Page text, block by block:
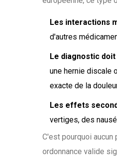
Les interactions
d'autres
Le diagnostic
une hernie discale
exacte de la
Les effets
vertiges, des
C'est pourquoi aucun
ordonnance valide